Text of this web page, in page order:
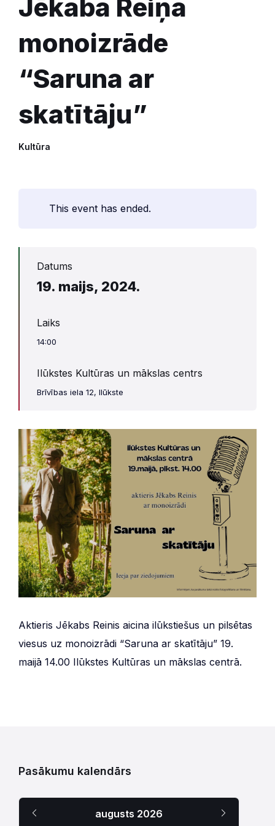
Jēkaba Reiņa
monoizrāde
“Saruna ar
skatītāju”
Kultūra
This event has ended.
Datums
19. maijs, 2024.
Laiks
14:00
Ilūkstes Kultūras un mākslas centrs
Brīvības iela 12, Ilūkste
Aktieris Jēkabs Reinis aicina ilūkstiešus un pilsētas
viesus uz monoizrādi “Saruna ar skatītāju” 19.
maijā 14.00 Ilūkstes Kultūras un mākslas centrā.
Pasākumu kalendārs
augusts 2026